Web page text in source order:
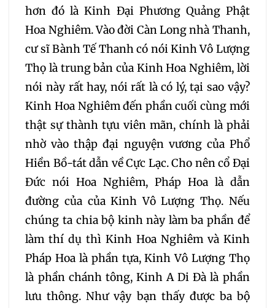
hơn đó là Kinh Đại Phương Quảng Phật
Hoa Nghiêm. Vào đời Càn Long nhà Thanh,
cư sĩ Bành Tế Thanh có nói Kinh Vô Lượng
Thọ là trung bản của Kinh Hoa Nghiêm, lời
nói này rất hay, nói rất là có lý, tại sao vậy?
Kinh Hoa Nghiêm đến phần cuối cùng mới
thật sự thành tựu viên mãn, chính là phải
nhờ vào thập đại nguyện vương của Phổ
Hiền Bồ-tát dẫn về Cực Lạc. Cho nên cổ Đại
Đức nói Hoa Nghiêm, Pháp Hoa là dẫn
đường của của Kinh Vô Lượng Thọ. Nếu
chúng ta chia bộ kinh này làm ba phần để
làm thí dụ thì Kinh Hoa Nghiêm và Kinh
Pháp Hoa là phần tựa, Kinh Vô Lượng Thọ
là phần chánh tông, Kinh A Di Đà là phần
lưu thông. Như vậy bạn thấy được ba bộ